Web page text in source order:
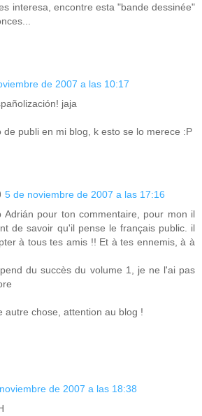
interesa, encontre esta "bande dessinée"
de 2007 a las 10:17
jaja
de publi en mi blog, k esto se lo merece :P
5 de noviembre de 2007 a las 17:16
Adrián pour ton commentaire, pour mon il
de savoir qu'il pense le français public. il
à tous tes amis !! Et à tes ennemis, à à
du succès du volume 1, je ne l'ai pas
autre chose, attention au blog !
de 2007 a las 18:38